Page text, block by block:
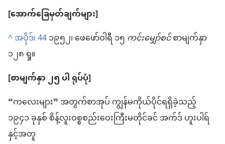
[အောက်ခြေ​မှတ်ချက်များ]
^အပိုဒ်၊ 44၁၉၅၂၊ ဖေဖော်ဝါရီ ၁၅ကင်းမျှော်စင်စာမျက်နှာ
၁၂၈ ရှု။
[စာမျက်နှာ ၂၅ ပါ ရုပ်ပုံ]
“ကလေး​များ” အတွက်​စာအုပ် ကျွန်မ​ကိုယ်ပိုင်​ရရှိခဲ့​သည့်
၁၉၄၁ ခုနှစ် စိန့်​လူး​ဝ​စ္စ​စည်းဝေးကြီး​မတိုင်ခင် အက်ဒ် ဟူး​ပါ​ရ်​
နှင့်အတူ